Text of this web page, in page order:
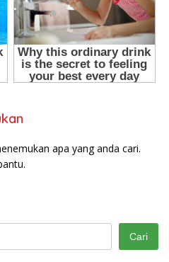
apa yang anda cari.
Cari